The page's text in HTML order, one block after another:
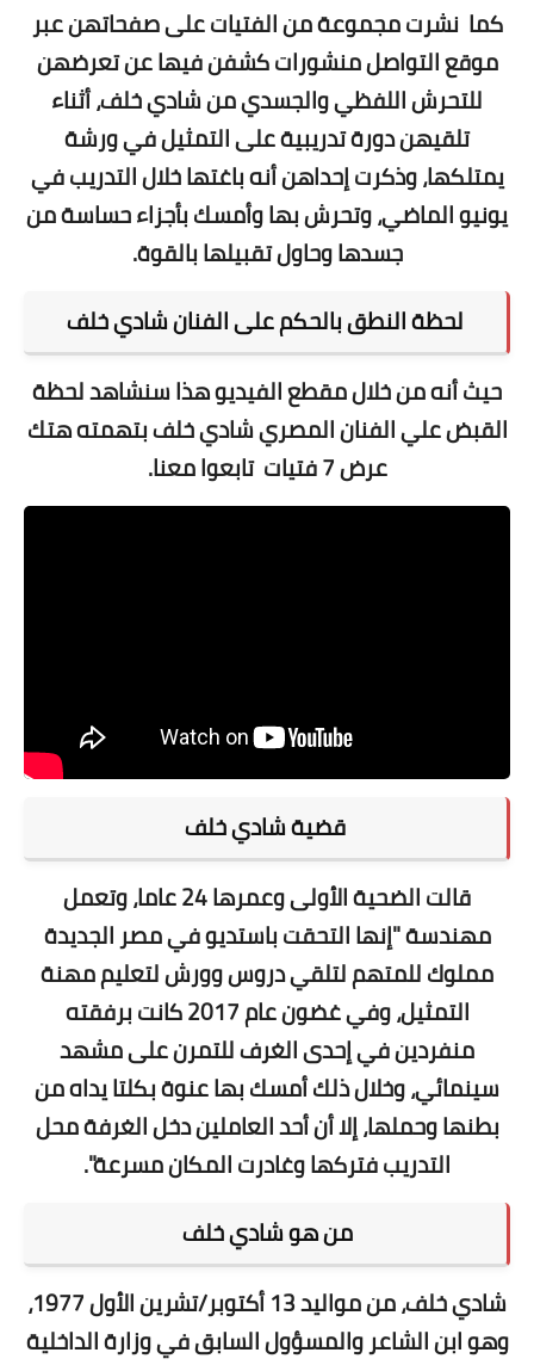
كما نشرت مجموعة من الفتيات على صفحاتهن عبر
موقع التواصل منشورات كشفن فيها عن تعرضهن
للتحرش اللفظي والجسدي من شادي خلف، أثناء
تلقيهن دورة تدريبية على التمثيل في ورشة
يمتلكها، وذكرت إحداهن أنه باغتها خلال التدريب في
يونيو الماضي، وتحرش بها وأمسك بأجزاء حساسة من
جسدها وحاول تقبيلها بالقوة.
لحظة النطق بالحكم على الفنان شادي خلف
حيث أنه من خلال مقطع الفيديو هذا سنشاهد لحظة
القبض علي الفنان المصري شادي خلف بتهمته هتك
عرض 7 فتيات تابعوا معنا.
قضية شادي خلف
قالت الضحية الأولى وعمرها 24 عاما، وتعمل
مهندسة "إنها التحقت باستديو في مصر الجديدة
مملوك للمتهم لتلقي دروس وورش لتعليم مهنة
التمثيل، وفي غضون عام 2017 كانت برفقته
منفردين في إحدى الغرف للتمرن على مشهد
سينمائي، وخلال ذلك أمسك بها عنوة بكلتا يداه من
بطنها وحملها، إلا أن أحد العاملين دخل الغرفة محل
التدريب فتركها وغادرت المكان مسرعة".
من هو شادي خلف
شادي خلف، من مواليد 13 أكتوبر/تشرين الأول 1977،
وهو ابن الشاعر والمسؤول السابق في وزارة الداخلية